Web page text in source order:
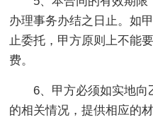
办理事务办结之日止。如
止委托，甲方原则上不能
费。
6、甲方必须如实地
的相关情况，提供相应的